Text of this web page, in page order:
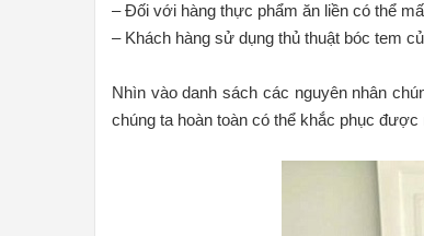
– Đối với hàng thực phẩm ăn liền có thể
– Khách hàng sử dụng thủ thuật bóc tem
Nhìn vào danh sách các nguyên nhân
chúng ta hoàn toàn có thể khắc phục